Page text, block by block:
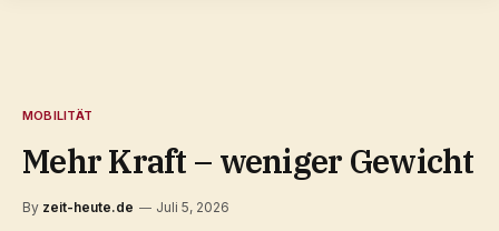
MOBILITÄT
Mehr Kraft – weniger Gewicht
By zeit-heute.de Juli 5, 2026